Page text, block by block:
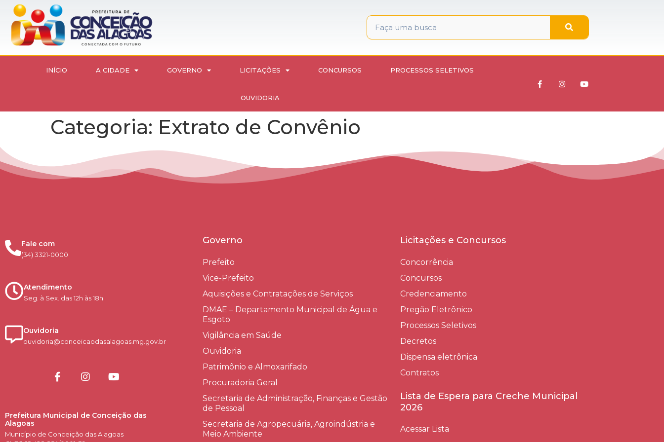
INÍCIO A CIDADE GOVERNO LICITAÇÕES CONCURSOS PROCESSOS SELETIVOS
OUVIDORIA
Categoria: Extrato de Convênio
Fale com
(34) 3321-0000
Atendimento
Seg. à Sex. das 12h às 18h
Ouvidoria
ouvidoria@conceicaodasalagoas.mg.gov.br
Prefeitura Municipal de Conceição das
Alagoas
Município de Conceição das Alagoas
Governo
Prefeito
Vice-Prefeito
Aquisições e Contratações de Serviços​
DMAE – Departamento Municipal de Água e
Esgoto
Vigilância em Saúde
Ouvidoria
Patrimônio e Almoxarifado
Procuradoria Geral
Secretaria de Administração, Finanças e Gestão
de Pessoal
Secretaria de Agropecuária, Agroindústria e
Meio Ambiente
Licitações e Concursos
Concorrência
Concursos
Credenciamento
Pregão Eletrônico
Processos Seletivos
Decretos
Dispensa eletrônica
Contratos
Lista de Espera para Creche Municipal
2026
Acessar Lista